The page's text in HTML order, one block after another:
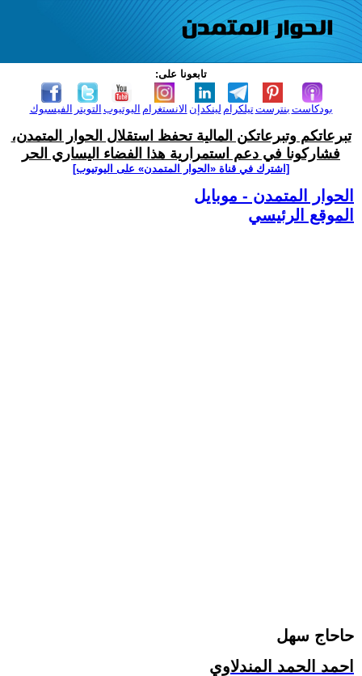
تابعونا على:
الفيسبوك التويتر اليوتيوب الانستغرام لينكدإن تيلكرامبنترست بودكاست
تبرعاتكم وتبرعاتكن المالية تحفظ استقلال الحوار المتمدن،
فشاركونا في دعم استمرارية هذا الفضاء اليساري الحر
[اشترك في قناة ‫«الحوار المتمدن» على اليوتيوب]
الحوار المتمدن - موبايل
الموقع الرئيسي
حاحاج سهل
احمد الحمد المندلاوي